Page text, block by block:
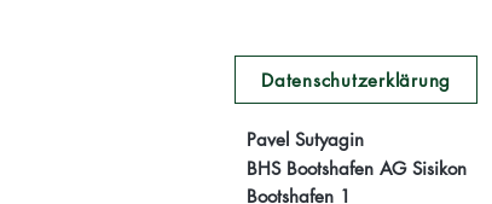
Datenschutzerklärung
Pavel Sutyagin
BHS Bootshafen AG Sisikon
Bootshafen 1